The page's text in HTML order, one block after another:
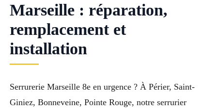
Marseille : réparation,
remplacement et
installation
Serrurerie Marseille 8e en urgence ? À Périer, Saint-
Giniez, Bonneveine, Pointe Rouge, notre serrurier